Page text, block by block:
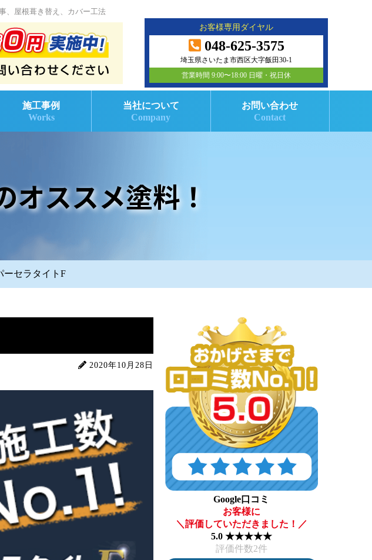
、屋根葺き替え、カバー工法
お客様専用ダイヤル
048-625-3575
埼玉県さいたま市西区大字飯田30-1
営業時間 9:00〜18:00 日曜・祝日休
施工事例
Works
当社について
Company
お問い合わせ
Contact
オススメ塗料！
セラタイトF
2020年10月28日
Google口コミ
お客様に
＼評価していただきました！／
5.0 ★★★★★
評価件数2件